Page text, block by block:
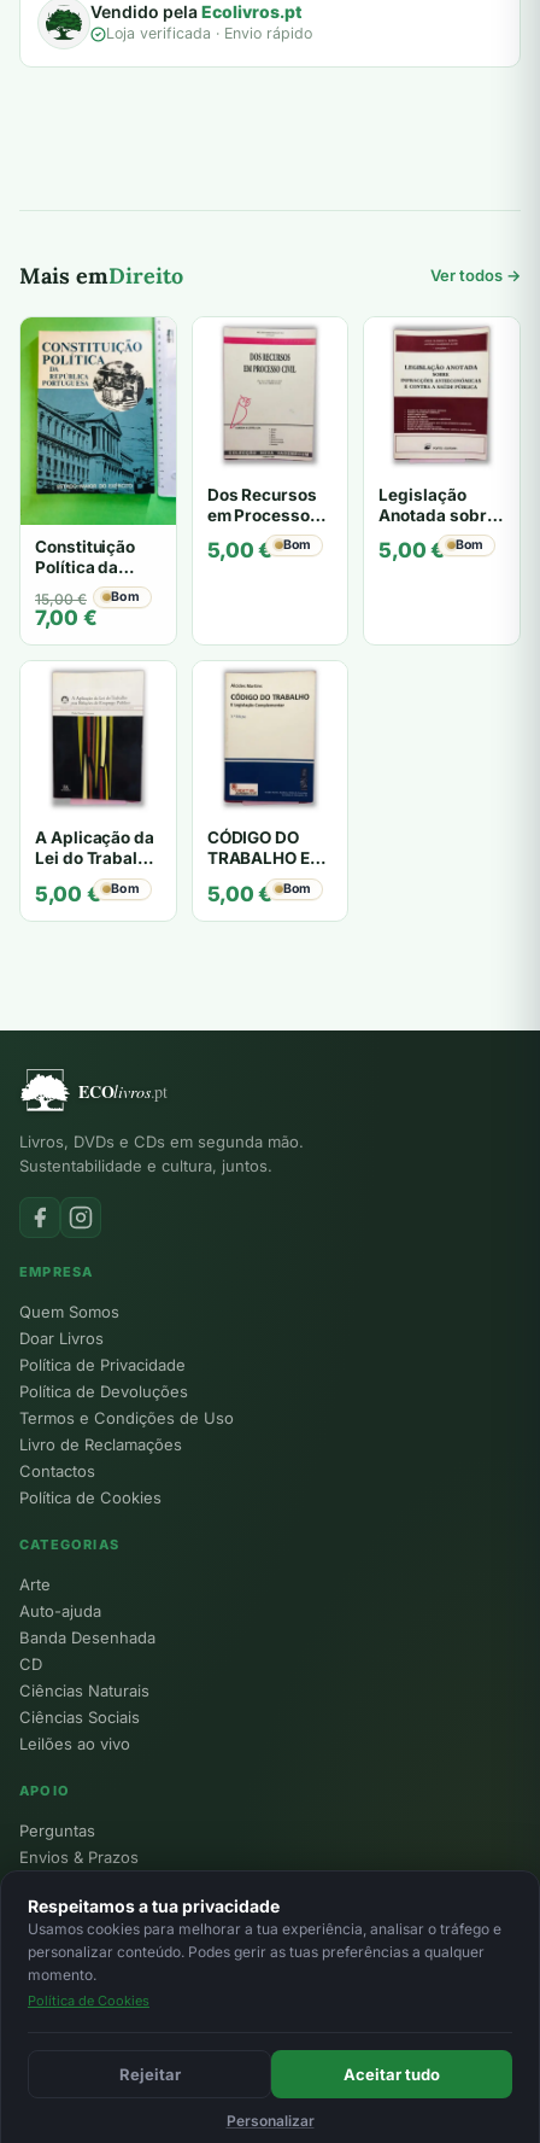
Vendido pelaEcolivros.pt
Loja verificada · Envio rápido
Mais emDireito Ver todos →
Constituição
Política da
República
Portuguesa -
Não
especificado
15,00€
O
preço
original
era:
15,00 €.
7,00 €
O
preço
atual
é:
7,00 €.
Bom
Dos Recursos
em Processo
Civil - Helder
Martins Leitão
5,00€ Bom
Legislação
Anotada sobre
Infrações
Antieconômicas
5,00€ Bom
A Aplicação da
Lei do Trabalho
nas Relações
de Emprego
Público - Paulo
5,00 € Bom
CÓDIGO DO
TRABALHO E
Legislação
Complementar
- Alcides
5,00€ Bom
Livros, DVDs e CDs em segunda mão.
Sustentabilidade e cultura, juntos.
EMPRESA
Quem Somos
Doar Livros
Política de Privacidade
Política de Devoluções
Termos e Condições de Uso
Livro de Reclamações
Contactos
Política de Cookies
CATEGORIAS
Arte
Auto-ajuda
Banda Desenhada
CD
Ciências Naturais
Ciências Sociais
Leilões ao vivo
APOIO
Perguntas
Envios & Prazos
Devoluções
Minha Conta
© 2026 Ecolivros. Todos os direitos reservados.
Respeitamos a tua privacidade
Usamos cookies para melhorar a tua experiência, analisar o tráfego e
personalizar conteúdo. Podes gerir as tuas preferências a qualquer
momento.
Política de Cookies
Personalizar
Rejeitar Aceitar tudo